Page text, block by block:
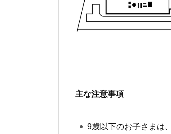
主な注意事項
9歳以下のお子さまは